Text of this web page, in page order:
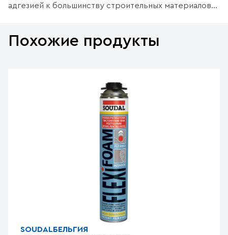
адгезией к большинству строительных материалов…
Похожие продукты
SOUDALБЕЛЬГИЯ